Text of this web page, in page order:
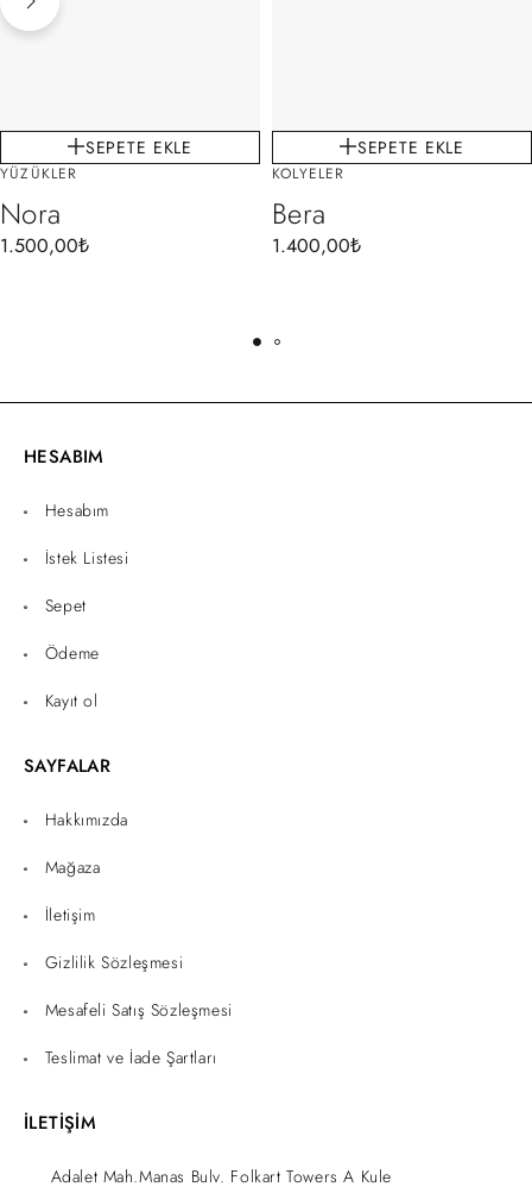
SEPETE EKLE
YÜZÜKLER
Nora
1.500,00₺
SEPETE EKLE
KOLYELER
Bera
1.400,00₺
HESABIM
Hesabım
İstek Listesi
Sepet
Ödeme
Kayıt ol
SAYFALAR
Hakkımızda
Mağaza
İletişim
Gizlilik Sözleşmesi
Mesafeli Satış Sözleşmesi
Teslimat ve İade Şartları
İLETİŞİM
Adalet Mah.Manas Bulv. Folkart Towers A Kule